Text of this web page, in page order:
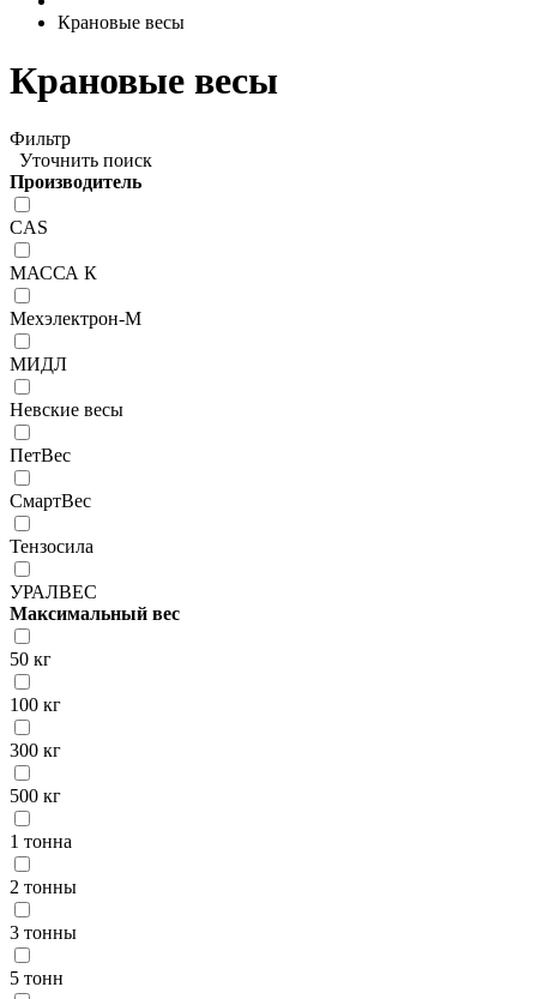
Крановые весы
Крановые весы
Фильтр
Уточнить поиск
Производитель
CAS
МАССА К
Мехэлектрон-М
МИДЛ
Невские весы
ПетВес
СмартВес
Тензосила
УРАЛВЕС
Максимальный вес
50 кг
100 кг
300 кг
500 кг
1 тонна
2 тонны
3 тонны
5 тонн